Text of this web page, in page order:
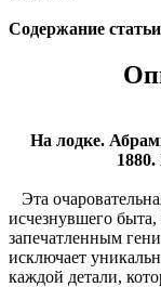
Содержание
На лодке.
Эта
исчезнувшего
запечатленным
исключает
каждой детали,